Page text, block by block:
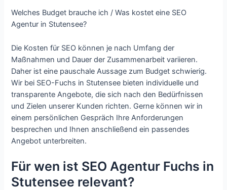
Welches Budget brauche ich / Was kostet eine SEO
Agentur in Stutensee?
Die Kosten für SEO können je nach Umfang der
Maßnahmen und Dauer der Zusammenarbeit variieren.
Daher ist eine pauschale Aussage zum Budget schwierig.
Wir bei SEO-Fuchs in Stutensee bieten individuelle und
transparente Angebote, die sich nach den Bedürfnissen
und Zielen unserer Kunden richten. Gerne können wir in
einem persönlichen Gespräch Ihre Anforderungen
besprechen und Ihnen anschließend ein passendes
Angebot unterbreiten.
Für wen ist SEO Agentur Fuchs in
Stutensee relevant?